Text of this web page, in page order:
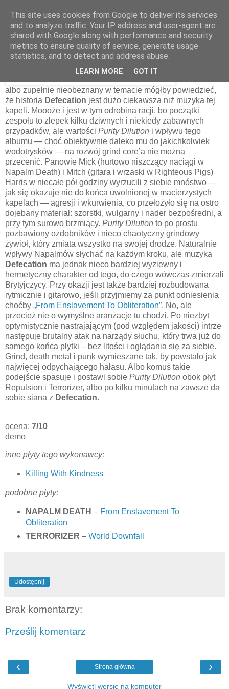
29 kwietnia 2014
Defecation – Purity Dilution [1989]
albo zupełnie nieobeznany w temacie mógłby powiedzieć,
że historia Defecation jest dużo ciekawsza niż muzyka tej
kapeli. Moooże i jest w tym odrobina racji, bo początki
zespołu to zlepek kilku dziwnych i niekiedy zabawnych
przypadków, ale wartości Purity Dilution i wpływu tego
albumu — choć obiektywnie daleko mu do jakichkolwiek
wodotrysków — na rozwój grind core’a nie można
przecenić. Panowie Mick (hurtowo niszczący naciągi w
Napalm Death) i Mitch (gitara i wrzaski w Righteous Pigs)
Harris w niecałe pół godziny wyrzucili z siebie mnóstwo —
jak się okazuje nie do końca uwolnionej w macierzystych
kapelach — agresji i wkurwienia, co przełożyło się na ostro
dojebany materiał: szorstki, wulgarny i nader bezpośredni, a
przy tym surowo brzmiący. Purity Dilution to po prostu
pozbawiony ozdobników i nieco chaotyczny grindowy
żywioł, który zmiata wszystko na swojej drodze. Naturalnie
wpływy Napalmów słychać na każdym kroku, ale muzyka
Defecation ma jednak nieco bardziej wyziewny i
hermetyczny charakter od tego, do czego wówczas zmierzali
Brytyjczycy. Przy okazji jest także bardziej rozbudowana
rytmicznie i gitarowo, jeśli przyjmiemy za punkt odniesienia
choćby „From Enslavement To Obliteration”. No, ale
przecież nie o wymyślne aranżacje tu chodzi. Po niezbyt
optymistycznie nastrajającym (pod względem jakości) intrze
następuje brutalny atak na narządy słuchu, który trwa już do
samego końca płytki – bez litości i oglądania się za siebie.
Grind, death metal i punk wymieszane tak, by powstało jak
najwięcej odpychającego hałasu. Albo komuś takie
podejście spasuje i postawi sobie Purity Dilution obok płyt
Repulsion i Terrorizer, albo po kilku minutach na zawsze da
sobie siana z Defecation.
ocena: 7/10
demo
inne płyty tego wykonawcy:
Killing With Kindness
podobne płyty:
NAPALM DEATH – From Enslavement To
Obliteration
TERRORIZER – World Downfall
Udostępnij
Brak komentarzy:
Prześlij komentarz
‹ ›
Strona główna
Wyświetl wersję na komputer
This site uses cookies from Google to deliver its services
and to analyze traffic. Your IP address and user-agent are
shared with Google along with performance and security
metrics to ensure quality of service, generate usage
statistics, and to detect and address abuse.
LEARN MORE GOT IT